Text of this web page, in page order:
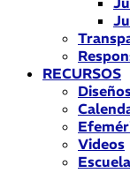
RECURSOS
Videos